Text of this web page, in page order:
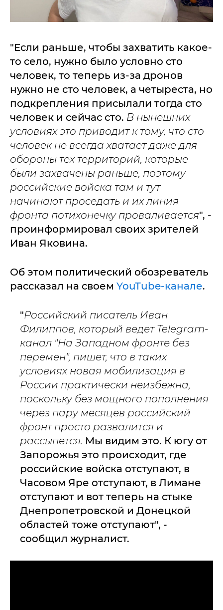
"Если раньше, чтобы захватить какое-
то село, нужно было условно сто
человек, то теперь из-за дронов
нужно не сто человек, а четыреста, но
подкрепления присылали тогда сто
человек и сейчас сто. В нынешних
условиях это приводит к тому, что сто
человек не всегда хватает даже для
обороны тех территорий, которые
были захвачены раньше, поэтому
российские войска там и тут
начинают проседать и их линия
фронта потихонечку проваливается", -
проинформировал своих зрителей
Иван Яковина.
Об этом политический обозреватель
рассказал на своем YouTube-канале.
"Российский писатель Иван
Филиппов, который ведет Telegram-
канал "На Западном фронте без
перемен", пишет, что в таких
условиях новая мобилизация в
России практически неизбежна,
поскольку без мощного пополнения
через пару месяцев российский
фронт просто развалится и
рассыпется. Мы видим это. К югу от
Запорожья это происходит, где
российские войска отступают, в
Часовом Яре отступают, в Лимане
отступают и вот теперь на стыке
Днепропетровской и Донецкой
областей тоже отступают", -
сообщил журналист.